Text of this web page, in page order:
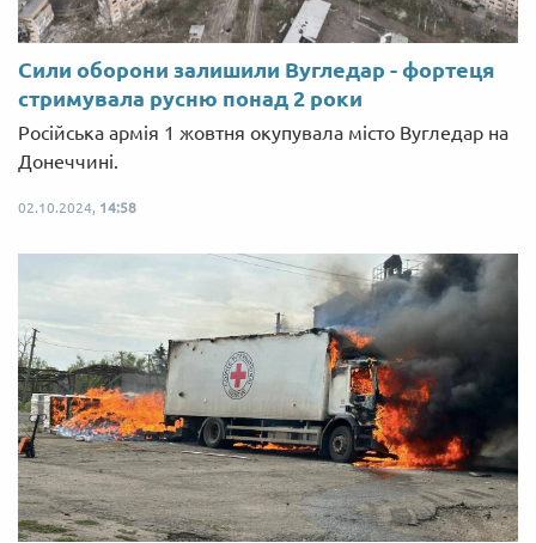
Сили оборони залишили Вугледар - фортеця
стримувала русню понад 2 роки
Російська армія 1 жовтня окупувала місто Вугледар на
Донеччині.
02.10.2024, 14:58